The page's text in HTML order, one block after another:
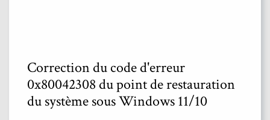
Correction du code d'erreur
0x80042308 du point de restauration
du système sous Windows 11/10